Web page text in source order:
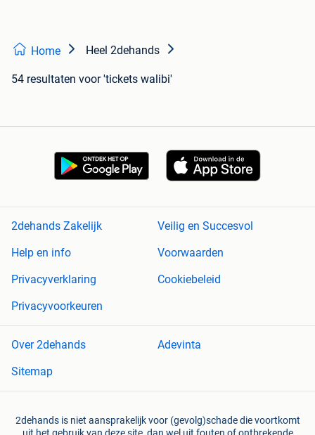
Home Heel 2dehands
54 resultaten voor 'tickets walibi'
2dehands Zakelijk
Veilig en Succesvol
Help en info
Voorwaarden
Privacyverklaring
Cookiebeleid
Privacyvoorkeuren
Over 2dehands
Adevinta
Sitemap
2dehands is niet aansprakelijk voor (gevolg)schade die voortkomt